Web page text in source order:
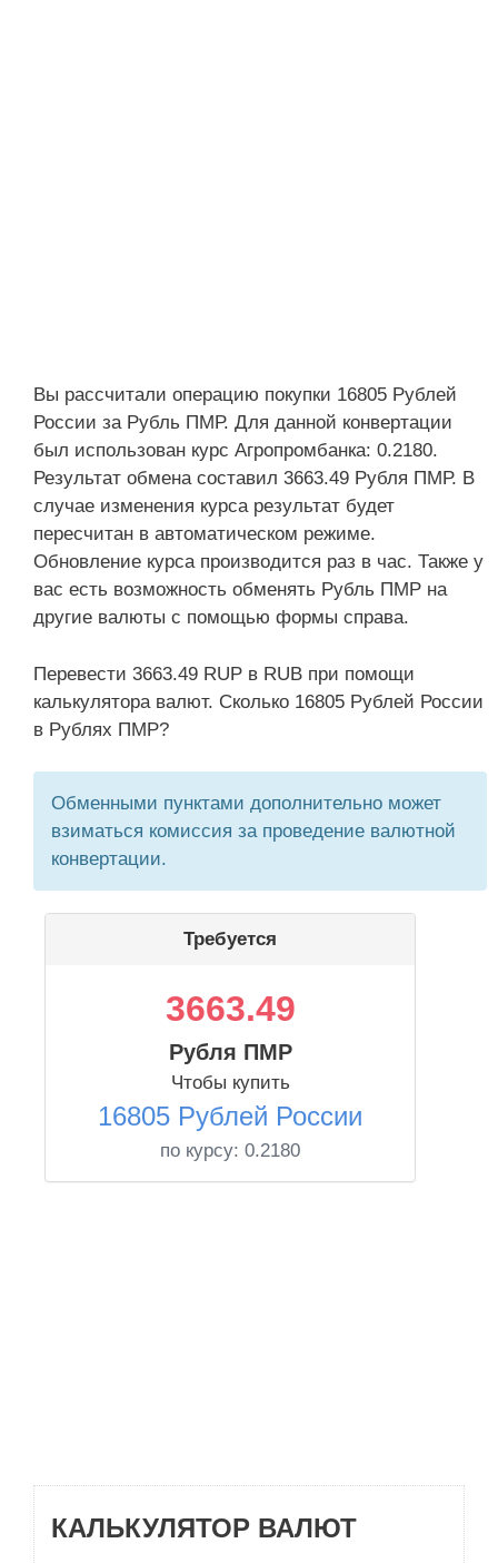
Вы рассчитали операцию покупки 16805 Рублей
России за Рубль ПМР. Для данной конвертации
был использован курс Агропромбанка: 0.2180.
Результат обмена составил 3663.49 Рубля ПМР. В
случае изменения курса результат будет
пересчитан в автоматическом режиме.
Обновление курса производится раз в час. Также у
вас есть возможность обменять Рубль ПМР на
другие валюты с помощью формы справа.
Перевести 3663.49 RUP в RUB при помощи
калькулятора валют. Сколько 16805 Рублей России
в Рублях ПМР?
Обменными пунктами дополнительно может
взиматься комиссия за проведение валютной
конвертации.
Требуется
3663.49
Рубля ПМР
Чтобы купить
16805 Рублей России
по курсу: 0.2180
КАЛЬКУЛЯТОР ВАЛЮТ